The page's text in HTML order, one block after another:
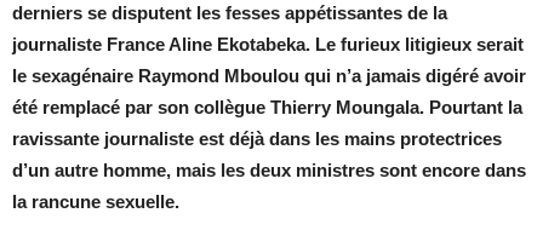
derniers se disputent les fesses appétissantes de la
journaliste France Aline Ekotabeka. Le furieux litigieux serait
le sexagénaire Raymond Mboulou qui n’a jamais digéré avoir
été remplacé par son collègue Thierry Moungala. Pourtant la
ravissante journaliste est déjà dans les mains protectrices
d’un autre homme, mais les deux ministres sont encore dans
la rancune sexuelle.